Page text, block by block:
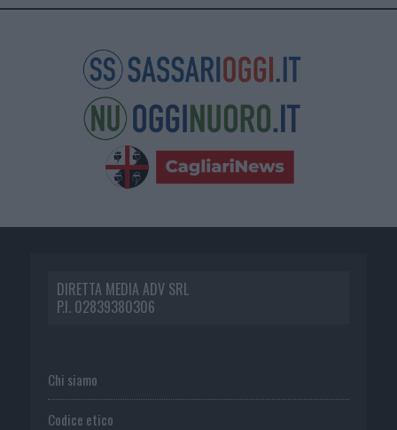
DIRETTA MEDIA ADV SRL
P.I. 02839380306
Chi siamo
Codice etico